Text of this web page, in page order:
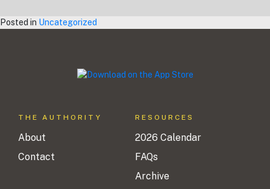
Posted in Uncategorized
THE AUTHORITY
About
Contact
RESOURCES
2026 Calendar
FAQs
Archive